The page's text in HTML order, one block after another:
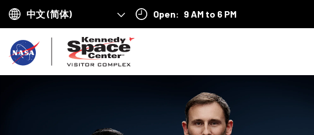
Choose
language
Open: 9 AM to 6 PM